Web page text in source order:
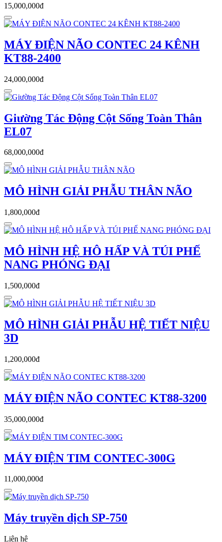
15,000,000đ
MÁY ĐIỆN NÃO CONTEC 24 KÊNH
KT88-2400
24,000,000đ
Giường Tác Động Cột Sống Toàn Thân
EL07
68,000,000đ
MÔ HÌNH GIẢI PHẪU THÂN NÃO
1,800,000đ
MÔ HÌNH HỆ HÔ HẤP VÀ TÚI PHẾ
NANG PHÓNG ĐẠI
1,500,000đ
MÔ HÌNH GIẢI PHẪU HỆ TIẾT NIỆU
3D
1,200,000đ
MÁY ĐIỆN NÃO CONTEC KT88-3200
35,000,000đ
MÁY ĐIỆN TIM CONTEC-300G
11,000,000đ
Máy truyền dịch SP-750
Liên hệ